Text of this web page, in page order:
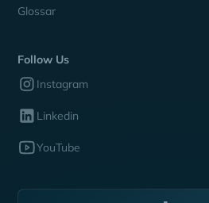
Glossar
Follow Us
Instagram
Linkedin
YouTube